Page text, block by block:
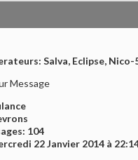
Salva, Eclipse,
Message
104
22 Janvier 2014 à